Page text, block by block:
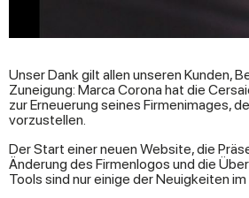
Unser Dank gilt allen unseren Kunden,
Zuneigung: Marca Corona hat die
zur Erneuerung seines Firmenimages,
vorzustellen.
Der Start einer neuen Website, die
Änderung des Firmenlogos und die
Tools sind nur einige der Neuigkeiten im